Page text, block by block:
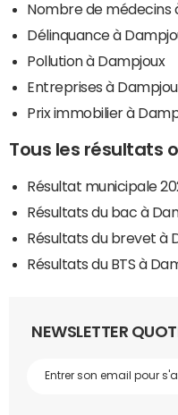
Nombre de médecins
Délinquance à
Pollution à Dampjoux
Entreprises à
Prix immobilier à
Tous les résultats
Résultat municipale
Résultats du bac à
Résultats du brevet à
Résultats du BTS à
NEWSLETTER